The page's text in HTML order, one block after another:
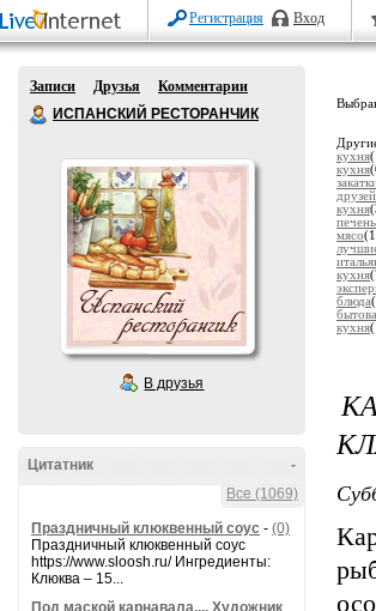
Регистрация Вход
Записи Друзья
Комментарии
ИСПАНСКИЙ РЕСТОРАНЧИК
В друзья
-
Цитатник
Все (1069)
Праздничный клюквенный соус - (0)
Праздничный клюквенный соус
https://www.sloosh.ru/ Ингредиенты:
Клюква – 15...
Под маской карнавала.... Художник
кухня
кухня
друзей
кухня
мясо
кухня
блюда
кухня